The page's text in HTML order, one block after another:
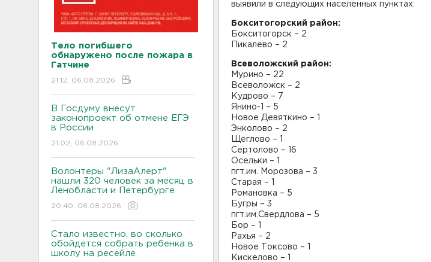
Тело погибшего
обнаружено после пожара в
Гатчине
21:12, 06.08.2026
В Госдуму внесут
законопроект об отмене ЕГЭ
в России
21:02, 06.08.2026
Волонтеры "ЛизаАлерт"
нашли 320 человек за месяц в
Ленобласти и Петербурге
20:40, 06.08.2026
Стало известно, во сколько
обойдется собрать ребенка в
школу на ресейле
выявили в следующих населенных пунктах:
Бокситогорский район:
Бокситогорск – 2
Пикалево – 2
Всеволожский район:
Мурино – 22
Всеволожск – 2
Кудрово – 7
Янино-1 – 5
Новое Девяткино – 1
Энколово – 2
Щеглово – 1
Сертолово – 16
Осельки – 1
пгт.им. Морозова – 3
Старая – 1
Романовка – 5
Бугры – 3
пгт.им.Свердлова – 5
Бор – 1
Рахья – 2
Новое Токсово – 1
Кискелово – 1